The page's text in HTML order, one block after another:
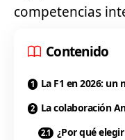
competencias
Contenido
La F1 en 2026:
La colaboración
¿Por qué